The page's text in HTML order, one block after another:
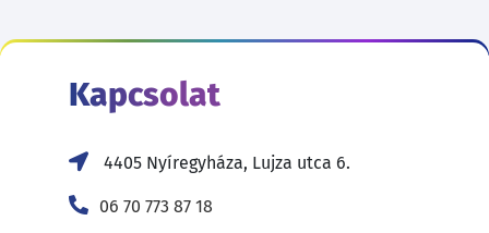
Kapcsolat
4405 Nyíregyháza, Lujza utca 6.
06 70 773 87 18